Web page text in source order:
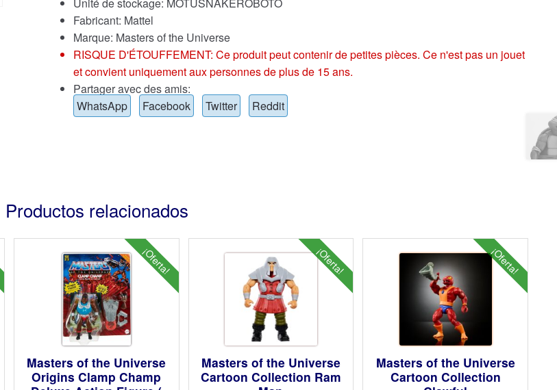
Fabricant: Mattel
Marque: Masters of the Universe
RISQUE D'ÉTOUFFEMENT: Ce produit peut contenir de petites pièces. Ce n'est pas un jouet
et convient uniquement aux personnes de plus de 15 ans.
Partager avec des amis:
WhatsApp
Facebook Twitter Reddit
Productos relacionados
¡Oferta!
Masters of the Universe
Origins Clamp Champ
¡Oferta!
Masters of the Universe
Cartoon Collection Ram
¡Oferta!
Masters of the Universe
Cartoon Collection